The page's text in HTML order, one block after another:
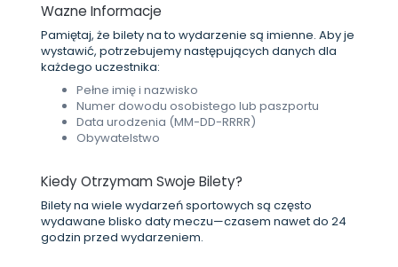
Wazne Informacje
Pamiętaj, że bilety na to wydarzenie są imienne. Aby je
wystawić, potrzebujemy następujących danych dla
każdego uczestnika:
Pełne imię i nazwisko
Numer dowodu osobistego lub paszportu
Data urodzenia (MM-DD-RRRR)
Obywatelstwo
Kiedy Otrzymam Swoje Bilety?
Bilety na wiele wydarzeń sportowych są często
wydawane blisko daty meczu—czasem nawet do 24
godzin przed wydarzeniem.